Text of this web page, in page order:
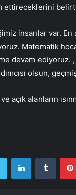
ettireceklerini
insanlar var.
Matematik
devam ediyoruz.
olsun,
ve açık alanların
Twitter LinkedInTumblr